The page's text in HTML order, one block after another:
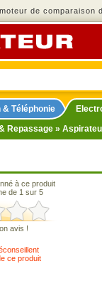
de comparaison
& Téléphonie
Repassage »
à ce produit
de 1 sur 5
avis !
ce produit